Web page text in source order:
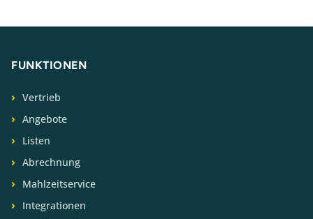
FUNKTIONEN
Vertrieb
Angebote
Listen
Abrechnung
Mahlzeitservice
Integrationen